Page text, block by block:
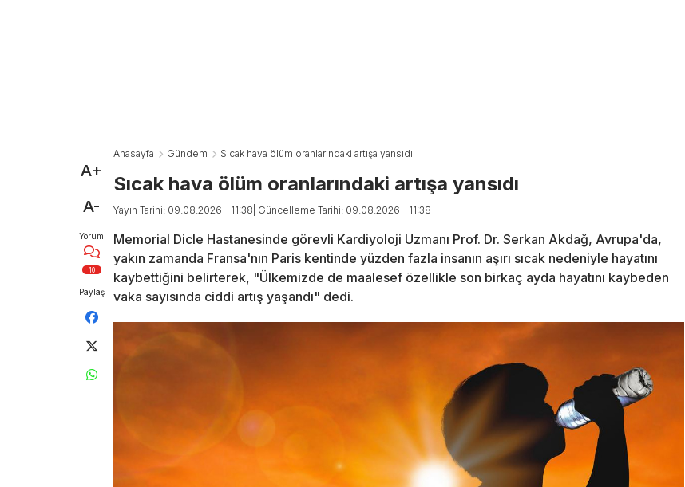
A+
A-
Yorum
10
Paylaş
Anasayfa Gündem Sıcak hava ölüm oranlarındaki artışa yansıdı
Sıcak hava ölüm oranlarındaki artışa yansıdı
Yayın Tarihi: 09.08.2026 - 11:38 | Güncelleme Tarihi: 09.08.2026 - 11:38
Memorial Dicle Hastanesinde görevli Kardiyoloji Uzmanı Prof. Dr. Serkan Akdağ, Avrupa'da,
yakın zamanda Fransa'nın Paris kentinde yüzden fazla insanın aşırı sıcak nedeniyle hayatını
kaybettiğini belirterek, "Ülkemizde de maalesef özellikle son birkaç ayda hayatını kaybeden
vaka sayısında ciddi artış yaşandı" dedi.